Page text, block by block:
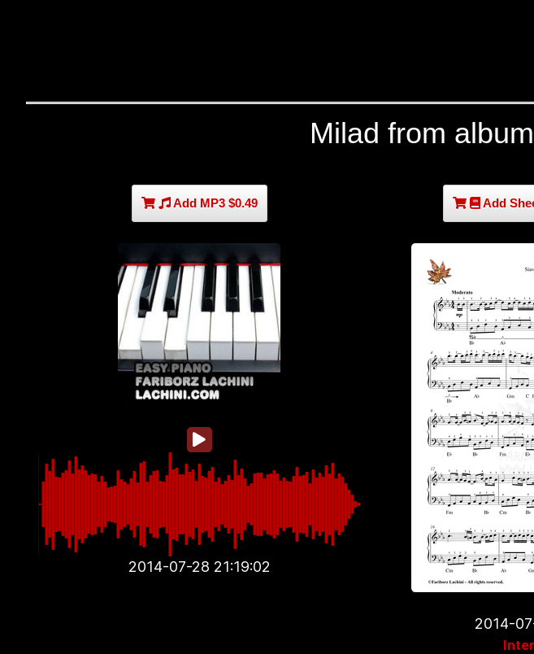
Milad from
Add MP3 $0.49
2014-07-28 21:19:02
Add
2014-